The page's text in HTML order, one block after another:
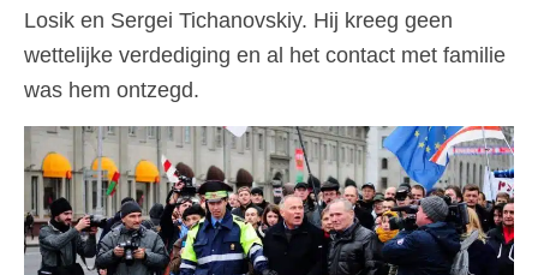
Losik en Sergei Tichanovskiy. Hij kreeg geen
wettelijke verdediging en al het contact met familie
was hem ontzegd.